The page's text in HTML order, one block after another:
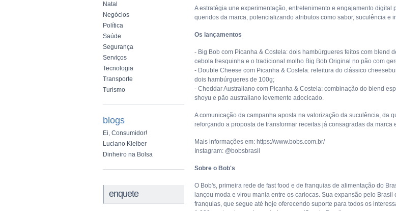
Natal
Negócios
Política
Saúde
Segurança
Serviços
Tecnologia
Transporte
Turismo
blogs
Ei, Consumidor!
Luciano Kleiber
Dinheiro na Bolsa
enquete
A estratégia une experimentação, entretenimento e engajamento
queridos da marca, potencializando atributos como sabor, suculência e
Os lançamentos
- Big Bob com Picanha & Costela: dois hambúrgueres feitos com blend
cebola fresquinha e o tradicional molho Big Bob Original no pão com
- Double Cheese com Picanha & Costela: releitura do clássico
dois hambúrgueres de 100g;
- Cheddar Australiano com Picanha & Costela: combinação do blend
shoyu e pão australiano levemente adocicado.
A comunicação da campanha aposta na valorização da suculência, da
reforçando a proposta de transformar receitas já consagradas da marca
Mais informações em: https://www.bobs.com.br/
Instagram: @bobsbrasil
Sobre o Bob's
O Bob's, primeira rede de fast food e de franquias de alimentação do
lançou moda e virou mania entre os cariocas. Sua expansão pelo
franquias, que segue até hoje oferecendo suporte para todos os